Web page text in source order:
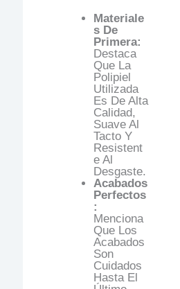
Materiale
S De
Primera:
Destaca
Que La
Polipiel
Utilizada
Es De Alta
Calidad,
Suave Al
Tacto Y
Resistent
E Al
Desgaste.
Acabados
Perfectos
:
Menciona
Que Los
Acabados
Son
Cuidados
Hasta El